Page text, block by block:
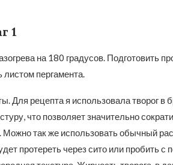
1
на 180 градусов. Подготовить
листом пергамента.
Для рецепта я использовала творог в
что позволяет значительно
Можно так же использовать обычный
протереть через сито или пробить